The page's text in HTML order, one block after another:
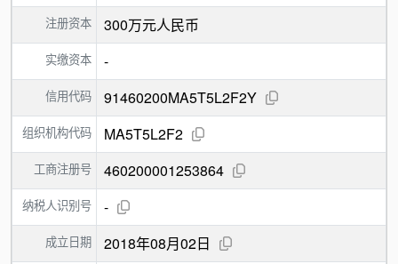
注册资本 300万元人民币
实缴资本 -
信用代码 91460200MA5T5L2F2Y
组织机构代码 MA5T5L2F2
工商注册号 460200001253864
纳税人识别号 -
成立日期 2018年08月02日